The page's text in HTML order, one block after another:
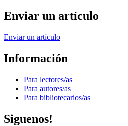
Enviar un artículo
Enviar un artículo
Información
Para lectores/as
Para autores/as
Para bibliotecarios/as
Siguenos!